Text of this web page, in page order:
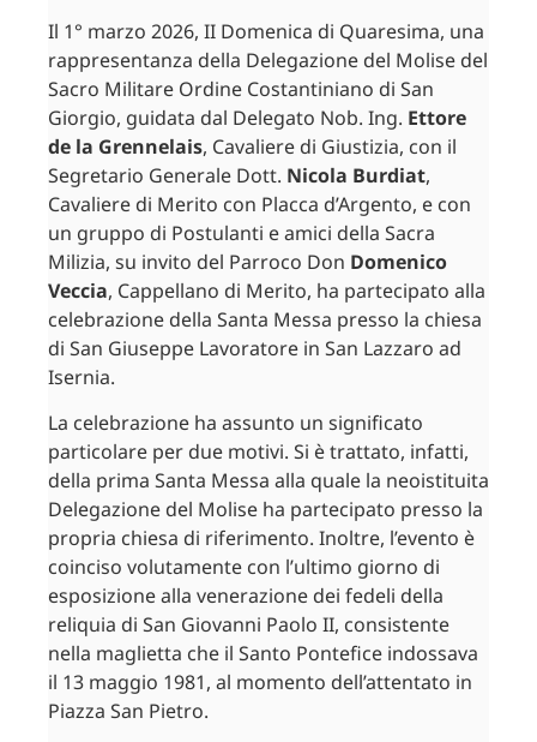
Il 1° marzo 2026, II Domenica di Quaresima, una
rappresentanza della Delegazione del Molise del
Sacro Militare Ordine Costantiniano di San
Giorgio, guidata dal Delegato Nob. Ing. Ettore
de la Grennelais, Cavaliere di Giustizia, con il
Segretario Generale Dott. Nicola Burdiat,
Cavaliere di Merito con Placca d’Argento, e con
un gruppo di Postulanti e amici della Sacra
Milizia, su invito del Parroco Don Domenico
Veccia, Cappellano di Merito, ha partecipato alla
celebrazione della Santa Messa presso la chiesa
di San Giuseppe Lavoratore in San Lazzaro ad
Isernia.
La celebrazione ha assunto un significato
particolare per due motivi. Si è trattato, infatti,
della prima Santa Messa alla quale la neoistituita
Delegazione del Molise ha partecipato presso la
propria chiesa di riferimento. Inoltre, l’evento è
coinciso volutamente con l’ultimo giorno di
esposizione alla venerazione dei fedeli della
reliquia di San Giovanni Paolo II, consistente
nella maglietta che il Santo Pontefice indossava
il 13 maggio 1981, al momento dell’attentato in
Piazza San Pietro.